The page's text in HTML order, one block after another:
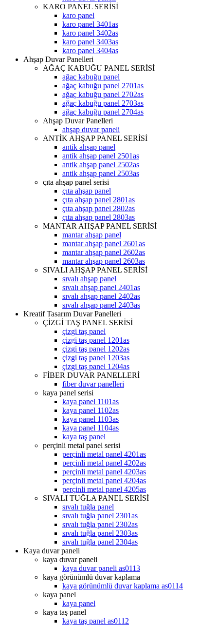
KARO PANEL SERİSİ
karo panel
karo panel 3401as
karo panel 3402as
karo panel 3403as
karo panel 3404as
Ahşap Duvar Panelleri
AĞAÇ KABUĞU PANEL SERİSİ
ağaç kabuğu panel
ağaç kabuğu panel 2701as
ağaç kabuğu panel 2702as
ağaç kabuğu panel 2703as
ağaç kabuğu panel 2704as
Ahşap Duvar Panelleri
ahşap duvar paneli
ANTİK AHŞAP PANEL SERİSİ
antik ahşap panel
antik ahşap panel 2501as
antik ahşap panel 2502as
antik ahşap panel 2503as
çıta ahşap panel serisi
çıta ahşap panel
çıta ahşap panel 2801as
çıta ahşap panel 2802as
çıta ahşap panel 2803as
MANTAR AHŞAP PANEL SERİSİ
mantar ahşap panel
mantar ahşap panel 2601as
mantar ahşap panel 2602as
mantar ahşap panel 2603as
SIVALI AHŞAP PANEL SERİSİ
sıvalı ahşap panel
sıvalı ahşap panel 2401as
sıvalı ahşap panel 2402as
sıvalı ahşap panel 2403as
Kreatif Tasarım Duvar Panelleri
ÇİZGİ TAŞ PANEL SERİSİ
çizgi taş panel
çizgi taş panel 1201as
çizgi taş panel 1202as
çizgi taş panel 1203as
çizgi taş panel 1204as
FİBER DUVAR PANELLERİ
fiber duvar panelleri
kaya panel serisi
kaya panel 1101as
kaya panel 1102as
kaya panel 1103as
kaya panel 1104as
kaya taş panel
perçinli metal panel serisi
perçinli metal panel 4201as
perçinli metal panel 4202as
perçinli metal panel 4203as
perçinli metal panel 4204as
perçinli metal panel 4205as
SIVALI TUĞLA PANEL SERİSİ
sıvalı tuğla panel
sıvalı tuğla panel 2301as
sıvalı tuğla panel 2302as
sıvalı tuğla panel 2303as
sıvalı tuğla panel 2304as
Kaya duvar paneli
kaya duvar paneli
kaya duvar paneli as0113
kaya görünümlü duvar kaplama
kaya görünümlü duvar kaplama as0114
kaya panel
kaya panel
kaya taş panel
kaya taş panel as0112